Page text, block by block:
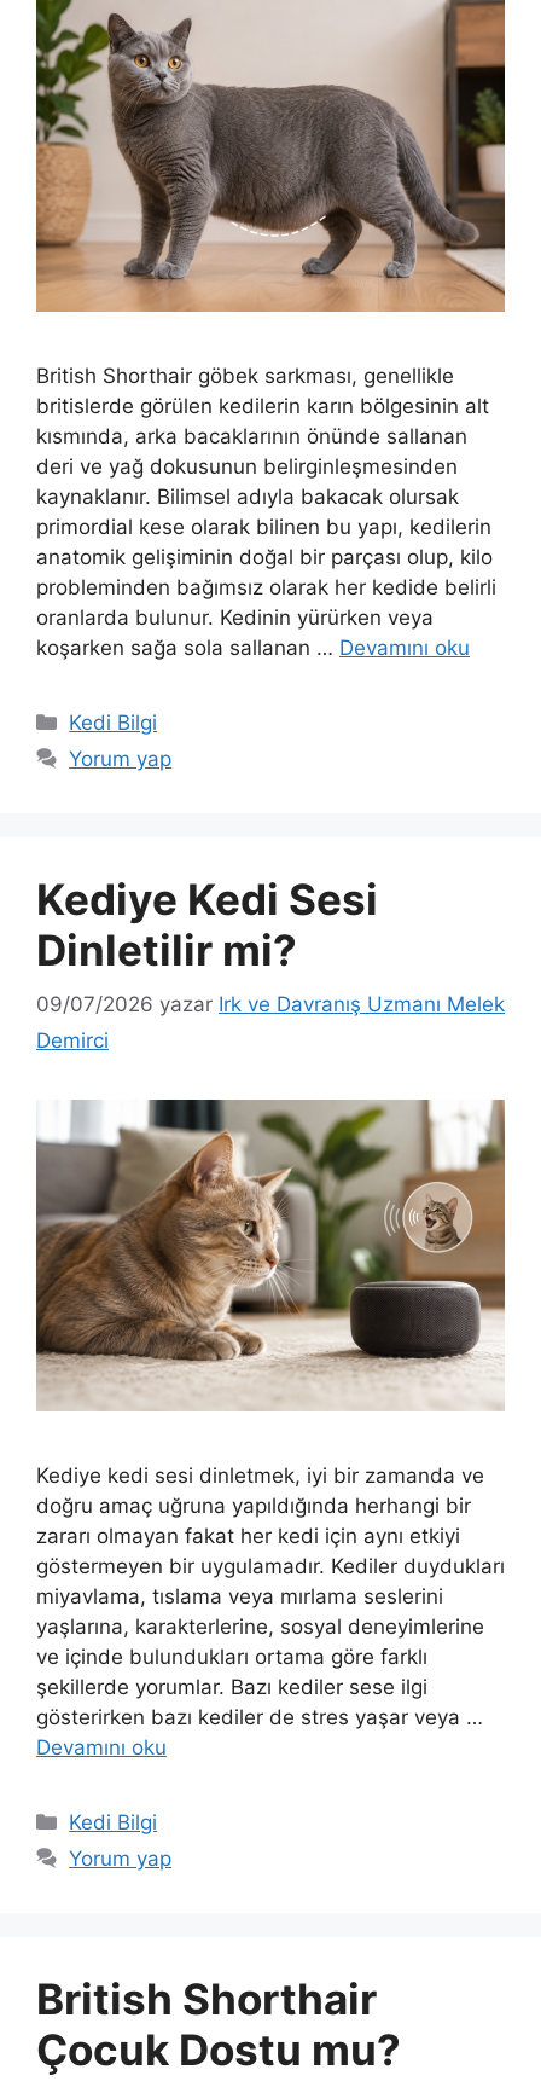
British Shorthair göbek sarkması, genellikle
britislerde görülen kedilerin karın bölgesinin alt
kısmında, arka bacaklarının önünde sallanan
deri ve yağ dokusunun belirginleşmesinden
kaynaklanır. Bilimsel adıyla bakacak olursak
primordial kese olarak bilinen bu yapı, kedilerin
anatomik gelişiminin doğal bir parçası olup, kilo
probleminden bağımsız olarak her kedide belirli
oranlarda bulunur. Kedinin yürürken veya
koşarken sağa sola sallanan … Devamını oku
Kategoriler
Kedi Bilgi
Yorum yap
Kediye Kedi Sesi
Dinletilir mi?
09/07/2026 yazar Irk ve Davranış Uzmanı Melek
Demirci
Kediye kedi sesi dinletmek, iyi bir zamanda ve
doğru amaç uğruna yapıldığında herhangi bir
zararı olmayan fakat her kedi için aynı etkiyi
göstermeyen bir uygulamadır. Kediler duydukları
miyavlama, tıslama veya mırlama seslerini
yaşlarına, karakterlerine, sosyal deneyimlerine
ve içinde bulundukları ortama göre farklı
şekillerde yorumlar. Bazı kediler sese ilgi
gösterirken bazı kediler de stres yaşar veya …
Devamını oku
Kategoriler
Kedi Bilgi
Yorum yap
British Shorthair
Çocuk Dostu mu?